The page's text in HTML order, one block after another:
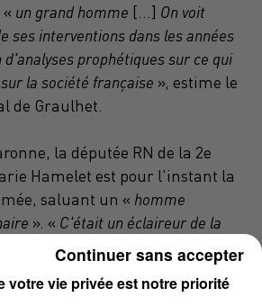
un grand homme [...] On voit
ses interventions dans les années
d'analyses prophétiques sur ce qui
la société française », estime le
de Graulhet.
la députée RN de la 2e
Hamelet est pour l'instant la
saluant un « homme
». « C'était un éclaireur de la
en France
», estime de son
élu député européen en juin
de Jordan Bardella.«Il a mis sur la
votre vie privée est notre priorité
Continuer sans accepter